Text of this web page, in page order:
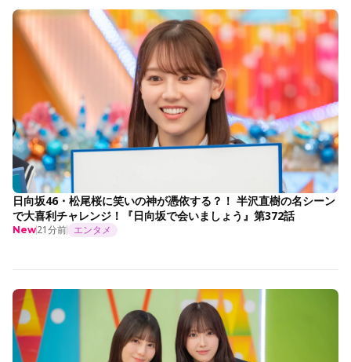
日向坂46・松尾桜に笑いの神が憑依する？！ 半沢直樹の名シーン
で大喜利チャレンジ！『日向坂で会いましょう』第372話
New21分前 エンタメ